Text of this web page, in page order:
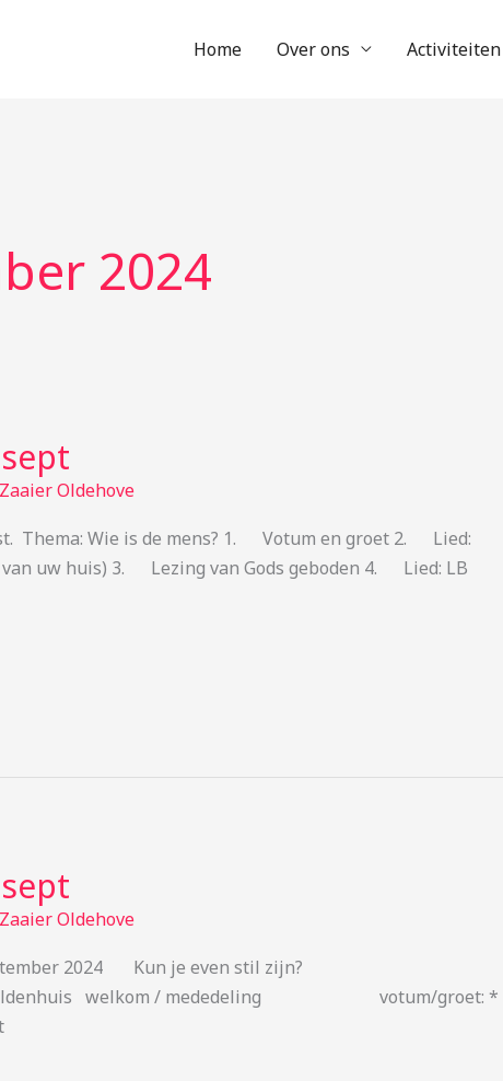
Home Over ons Activiteiten
2024
Oldehove
Thema: Wie is de mens? 1. Votum en groet 2. Lied:
van uw huis) 3. Lezing van Gods geboden 4. Lied: LB
Oldehove
september 2024 Kun je even stil zijn?
welkom / mededeling votum/groet: *